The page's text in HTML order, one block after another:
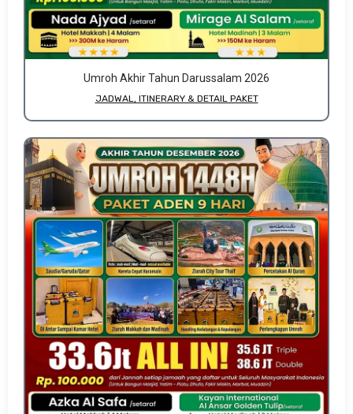
Umroh Akhir Tahun Darussalam 2026
JADWAL, ITINERARY & DETAIL PAKET